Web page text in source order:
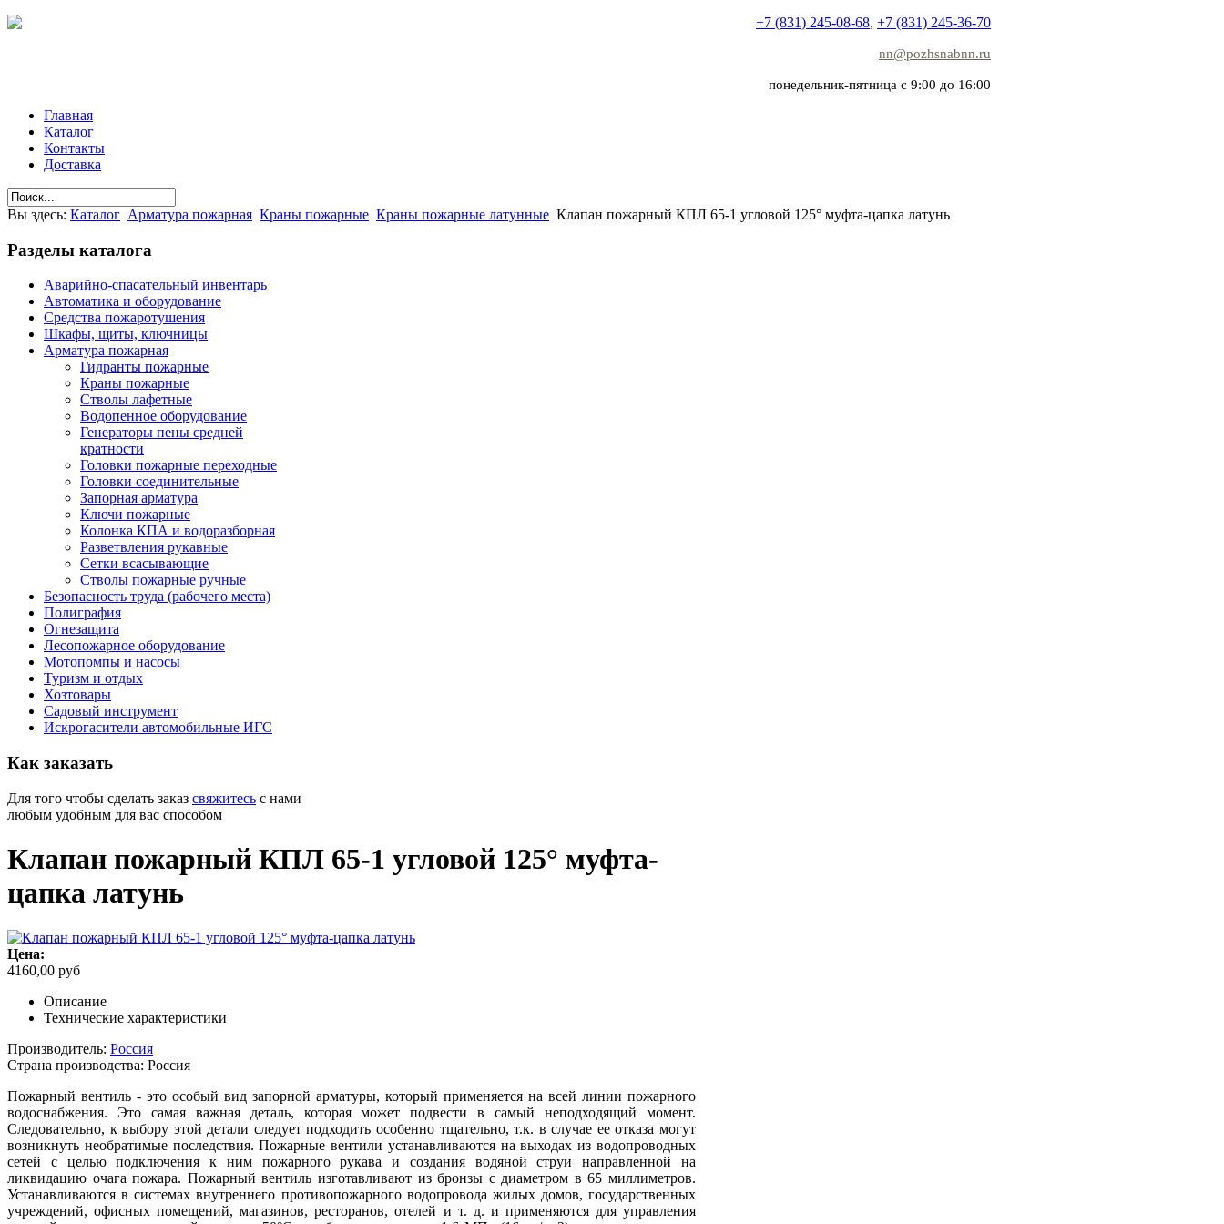
+7 (831) 245-08-68, +7 (831) 245-36-70
nn@pozhsnabnn.ru
понедельник-пятница с 9:00 до 16:00
Главная
Каталог
Контакты
Доставка
Вы здесь: Каталог Арматура пожарная Краны пожарные Краны пожарные латунные Клапан пожарный КПЛ 65-1 угловой 125° муфта-цапка латунь
Разделы каталога
Аварийно-спасательный инвентарь
Автоматика и оборудование
Средства пожаротушения
Шкафы, щиты, ключницы
Арматура пожарная
Гидранты пожарные
Краны пожарные
Стволы лафетные
Водопенное оборудование
Генераторы пены средней
кратности
Головки пожарные переходные
Головки соединительные
Запорная арматура
Ключи пожарные
Колонка КПА и водоразборная
Разветвления рукавные
Сетки всасывающие
Стволы пожарные ручные
Безопасность труда (рабочего места)
Полиграфия
Огнезащита
Лесопожарное оборудование
Мотопомпы и насосы
Туризм и отдых
Хозтовары
Садовый инструмент
Искрогасители автомобильные ИГС
Как заказать
Для того чтобы сделать заказ свяжитесь с нами
любым удобным для вас способом
Клапан пожарный КПЛ 65-1 угловой 125° муфта-
цапка латунь
Цена:
4160,00 руб
Описание
Технические характеристики
Производитель: Россия
Страна производства: Россия
Пожарный вентиль - это особый вид запорной арматуры, который применяется на всей линии пожарного
водоснабжения. Это самая важная деталь, которая может подвести в самый неподходящий момент.
Следовательно, к выбору этой детали следует подходить особенно тщательно, т.к. в случае ее отказа могут
возникнуть необратимые последствия. Пожарные вентили устанавливаются на выходах из водопроводных
сетей с целью подключения к ним пожарного рукава и создания водяной струи направленной на
ликвидацию очага пожара. Пожарный вентиль изготавливают из бронзы с диаметром в 65 миллиметров.
Устанавливаются в системах внутреннего противопожарного водопровода жилых домов, государственных
учреждений, офисных помещений, магазинов, ресторанов, отелей и т. д. и применяются для управления